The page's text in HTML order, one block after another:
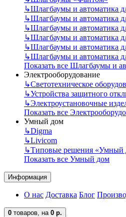
↳Шлагбаумы и автоматика
↳Шлагбаумы и автоматика
↳Шлагбаумы и автоматика
↳Шлагбаумы и автоматика
↳Шлагбаумы и автоматика
↳Шлагбаумы и автоматика
Показать все Шлагбаумы и
Электрооборудование
↳Светотехническое
↳Устройства защитного
↳Электроустановочные
Показать все
Умный дом
↳Digma
↳Livicom
↳Типовые решения «Умный
Показать все Умный дом
Информация
О нас Доставка Блог
0 товаров, на 0 р.